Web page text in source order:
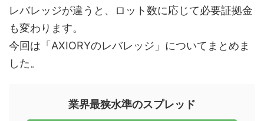
レバレッジが違うと、ロット数に応じて必要証拠金
も変わります。
今回は「AXIORYのレバレッジ」についてまとめま
した。
業界最狭水準のスプレッド